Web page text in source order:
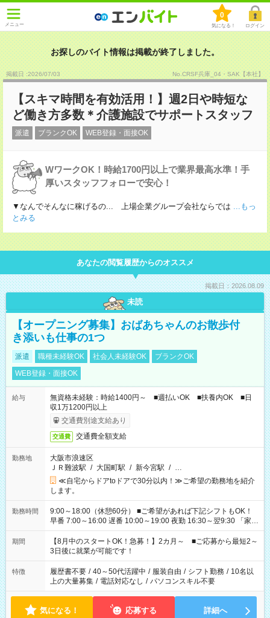
メニュー
0
気になる！ ログイン
お探しのバイト情報は掲載が終了しました。
掲載日 :2026/07/03 No.CRSF兵庫_04・SAK【本社】
【スキマ時間を有効活用！】週2日や時短な
ど働き方多数＊介護施設でサポートスタッフ
派遣 ブランクOK WEB登録・面接OK
WワークOK！時給1700円以上で業界最高水準！手
厚いスタッフフォローで安心！
▼なんでそんなに稼げるの... 上場企業グループ会社ならでは ...もっ
とみる
あなたの閲覧履歴からのオススメ
掲載日：2026.08.09
未読
【オープニング募集】おばあちゃんのお散歩付
き添いも仕事の1つ
派遣 職種未経験OK 社会人未経験OK
ブランクOK
WEB登録・面接OK
給与
無資格未経験：時給1400円～ ■週払いOK ■扶養内OK ■日
収1万1200円以上
交通費別途支給あり
交通費 交通費全額支給
勤務地
大阪市浪速区
ＪＲ難波駅 / 大国町駅 / 新今宮駅 / …
≪自宅からドアtoドアで30分以内！≫ご希望の勤務地を紹介
します。
勤務時間
9:00～18:00（休憩60分） ■ご希望があれば下記シフトもOK！
早番 7:00～16:00 遅番 10:00～19:00 夜勤 16:30～翌9:30 「家族
と休みを合わせたい」 「余裕を持って夕飯の準備がしたい」
「できれば残業はしたくない」 など、ご希望を教えてください
ね。 ※Wワーク希望の方へ 今ご覧のお仕事で希望する勤務時間
と、もう1つのお仕事の勤務時間。 合計で週40時間を超える場
合は応募できません。
期間
【8月中のスタートOK！急募！】2カ月～ ■ご応募から最短2～
3日後に就業が可能です！
特徴 履歴書不要 / 40～50代活躍中 / 服装自由 / シフト勤務 / 10名以
上の大量募集 / 電話対応なし / パソコンスキル不要
気になる！ 応募する 詳細へ